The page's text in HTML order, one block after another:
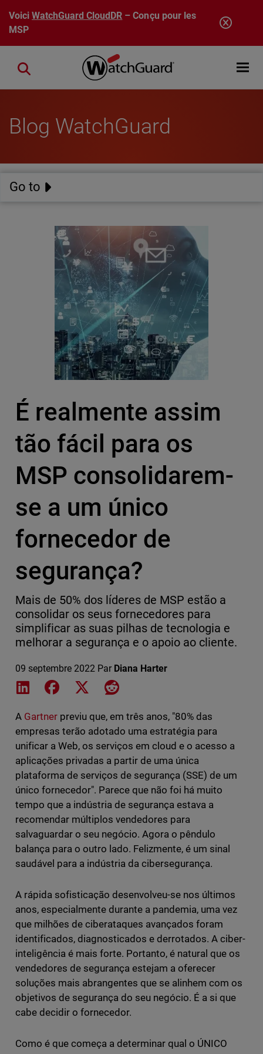
Aller au contenu principal
VoiciWatchGuard CloudDR – Conçu pour les
MSP
Open
Close search
Blog WatchGuard
Go to
É realmente assim
tão fácil para os
MSP consolidarem-
se a um único
fornecedor de
segurança?
Mais de 50% dos líderes de MSP estão a
consolidar os seus fornecedores para
simplificar as suas pilhas de tecnologia e
melhorar a segurança e o apoio ao cliente.
09 septembre 2022 Par Diana Harter
Share on LinkedIn
Share on Facebook
Share on XShare on Reddit
A Gartnerpreviu que, em três anos, "80% das
empresas terão adotado uma estratégia para
unificar a Web, os serviços em cloud e o acesso a
aplicações privadas a partir de uma única
plataforma de serviços de segurança (SSE) de um
único fornecedor". Parece que não foi há muito
tempo que a indústria de segurança estava a
recomendar múltiplos vendedores para
salvaguardar o seu negócio. Agora o pêndulo
balança para o outro lado. Felizmente, é um sinal
saudável para a indústria da cibersegurança.
A rápida sofisticação desenvolveu-se nos últimos
anos, especialmente durante a pandemia, uma vez
que milhões de ciberataques avançados foram
identificados, diagnosticados e derrotados. A ciber-
inteligência é mais forte. Portanto, é natural que os
vendedores de segurança estejam a oferecer
soluções mais abrangentes que se alinhem com os
objetivos de segurança do seu negócio. É a si que
cabe decidir o fornecedor.
Como é que começa a determinar qual o ÚNICO